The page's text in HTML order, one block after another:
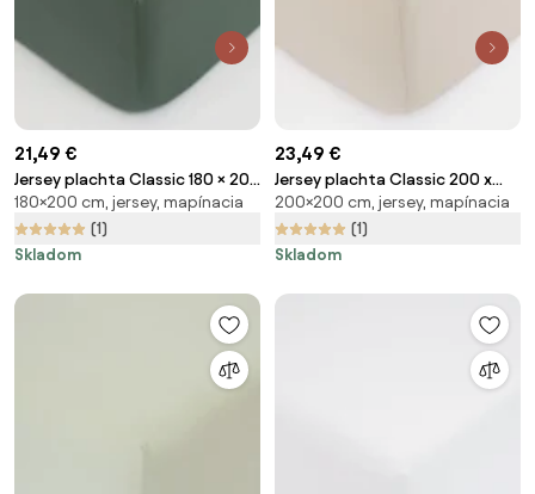
21,49 €
Jersey plachta Classic 180 × 200
cm - olivová
180×200 cm, jersey, mapínacia
(1)
Skladom
23,49 €
Jersey plachta Classic 200 x
200 cm – prírodná
200×200 cm, jersey, mapínacia
(1)
Skladom